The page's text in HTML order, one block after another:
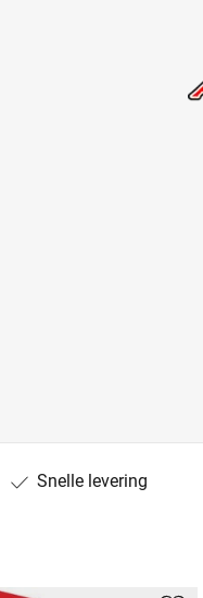
Snelle levering